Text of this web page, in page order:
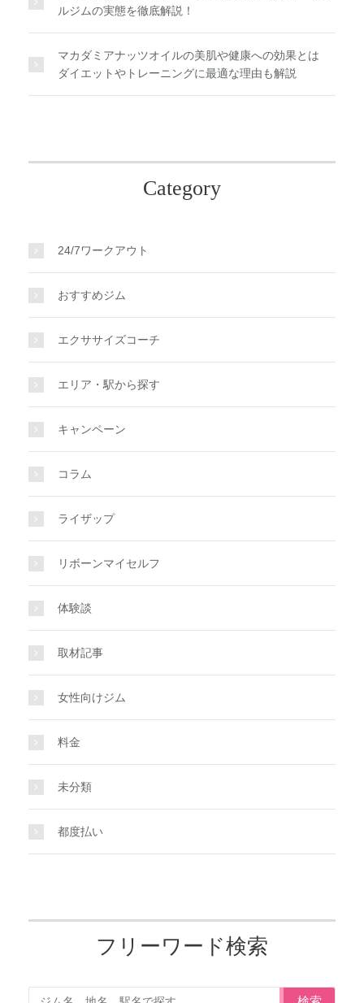
ルジムの実態を徹底解説！
マカダミアナッツオイルの美肌や健康への効果とは
ダイエットやトレーニングに最適な理由も解説
Category
24/7ワークアウト
おすすめジム
エクササイズコーチ
エリア・駅から探す
キャンペーン
コラム
ライザップ
リボーンマイセルフ
体験談
取材記事
女性向けジム
料金
未分類
都度払い
フリーワード検索